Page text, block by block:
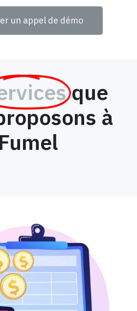
un appel de démo
que
à
Fumel